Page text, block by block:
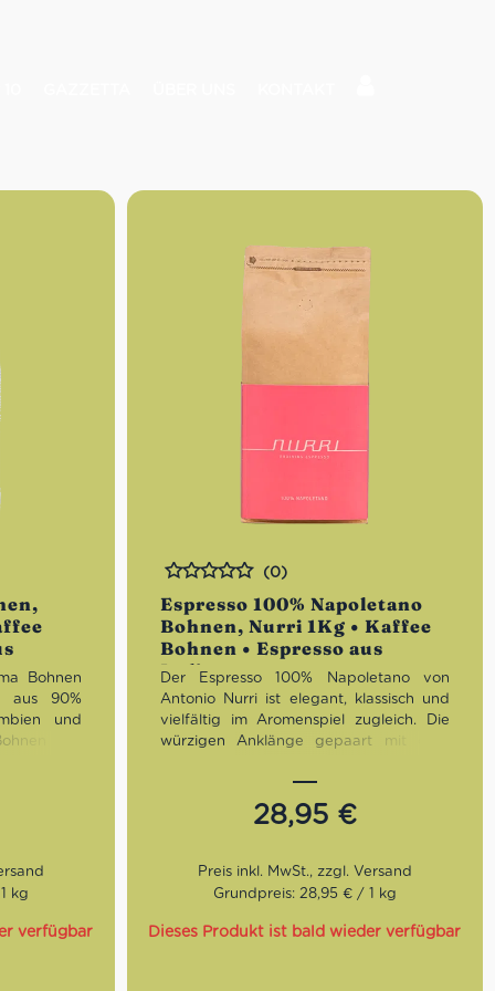
Bohnen
aus 90%
und
aus
Er
Karamell.
kg
verfügbar
Espresso 100% Napoletano
Bohnen, Nurri 1Kg • Kaffee
Bohnen • Espresso aus
Italien
Bewertet
(0)
Der Espresso 100% Napoletano von
Antonio Nurri ist elegant, klassisch und
vielfältig im Aromenspiel zugleich. Die
würzigen Anklänge gepaart mit dem
was diesen Kaffee zu einem echten
Neapoletaner macht. Ausdrucksstärke
und Volumen ohne störende Bitternoten
Kraft ist er auch wunderbar als Basis für
alle Milchkaffee-Varianten geeignet.
Röstung:Dunkel
28,95 €
Grundpreis: 28,95 € / 1 kg
Dieses Produkt ist bald wieder verfügbar